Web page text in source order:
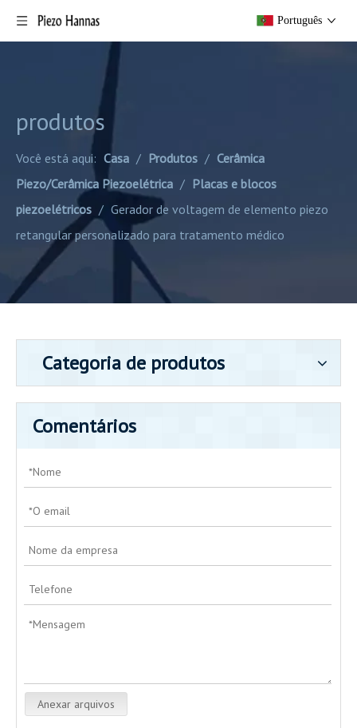
Português
produtos
Você está aqui: Casa / Produtos / Cerâmica
Piezo/Cerâmica Piezoelétrica / Placas e blocos
piezoelétricos / Gerador de voltagem de elemento piezo
retangular personalizado para tratamento médico
Categoria de produtos
Comentários
Anexar arquivos